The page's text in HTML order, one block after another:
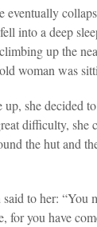
eventually
into a deep
up the
woman was
she decided
difficulty, she
the hut and
to her: “You
for you have